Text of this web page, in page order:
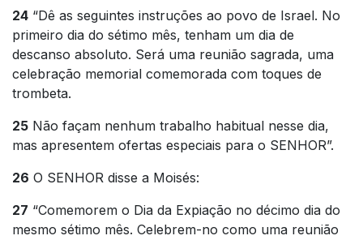
24 “Dê as seguintes instruções ao povo de Israel. No
primeiro dia do sétimo mês, tenham um dia de
descanso absoluto. Será uma reunião sagrada, uma
celebração memorial comemorada com toques de
trombeta.
25 Não façam nenhum trabalho habitual nesse dia,
mas apresentem ofertas especiais para o SENHOR”.
26 O SENHOR disse a Moisés:
27 “Comemorem o Dia da Expiação no décimo dia do
mesmo sétimo mês. Celebrem-no como uma reunião